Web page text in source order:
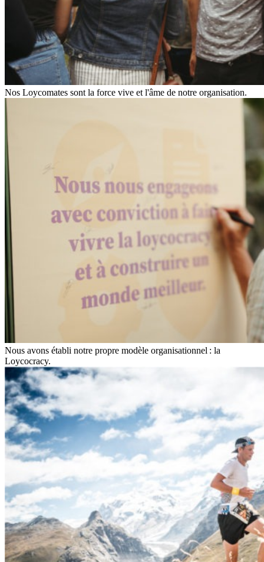
Nos Loycomates sont la force vive et l'âme de notre organisation.
Nous avons établi notre propre modèle organisationnel : la
Loycocracy.